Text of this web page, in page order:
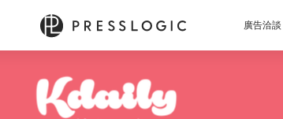
廣告洽談